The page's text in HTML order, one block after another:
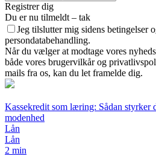
Registrer dig
Du er nu tilmeldt – tak
Jeg tilslutter mig sidens betingelser
persondatabehandling.
Når du vælger at modtage vores
både vores brugervilkår og
mails fra os, kan du let framelde dig.
Kassekredit som læring: Sådan styrker
modenhed
Lån
Lån
2 min